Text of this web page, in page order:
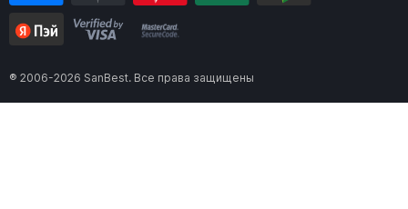
® 2006-2026 SanBest. Все права защищены